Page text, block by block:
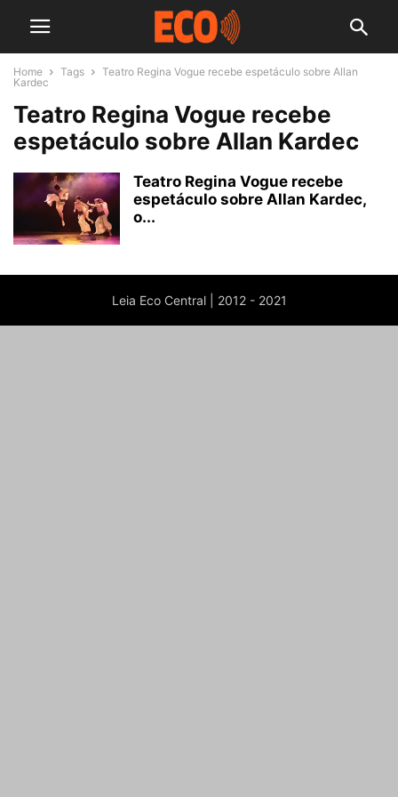
Home Tags
Teatro Regina Vogue recebe espetáculo sobre Allan
Kardec
Teatro Regina Vogue recebe
espetáculo sobre Allan Kardec
Teatro Regina Vogue recebe
espetáculo sobre Allan Kardec,
o...
Leia Eco Central | 2012 - 2021